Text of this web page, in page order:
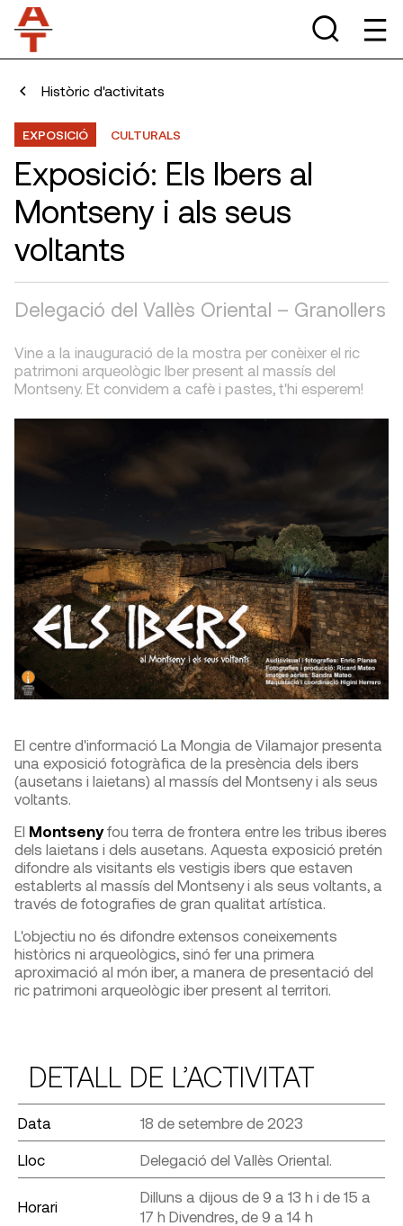
Històric d'activitats
EXPOSICIÓ CULTURALS
Exposició: Els Ibers al
Montseny i als seus
voltants
Delegació del Vallès Oriental – Granollers
Vine a la inauguració de la mostra per conèixer el ric
patrimoni arqueològic Iber present al massís del
Montseny. Et convidem a cafè i pastes, t'hi esperem!
El centre d'informació La Mongia de Vilamajor presenta
una exposició fotogràfica de la presència dels ibers
(ausetans i laietans) al massís del Montseny i als seus
voltants.
El Montsenyfou terra de frontera entre les tribus iberes
dels laietans i dels ausetans. Aquesta exposició pretén
difondre als visitants els vestigis ibers que estaven
establerts al massís del Montseny i als seus voltants, a
través de fotografies de gran qualitat artística.
L'objectiu no és difondre extensos coneixements
històrics ni arqueològics, sinó fer una primera
aproximació al món iber, a manera de presentació del
ric patrimoni arqueològic iber present al territori.
DETALL DE L’ACTIVITAT
Data 18 de setembre de 2023
Lloc Delegació del Vallès Oriental.
Horari
Dilluns a dijous de 9 a 13 h i de 15 a
17 h Divendres, de 9 a 14 h